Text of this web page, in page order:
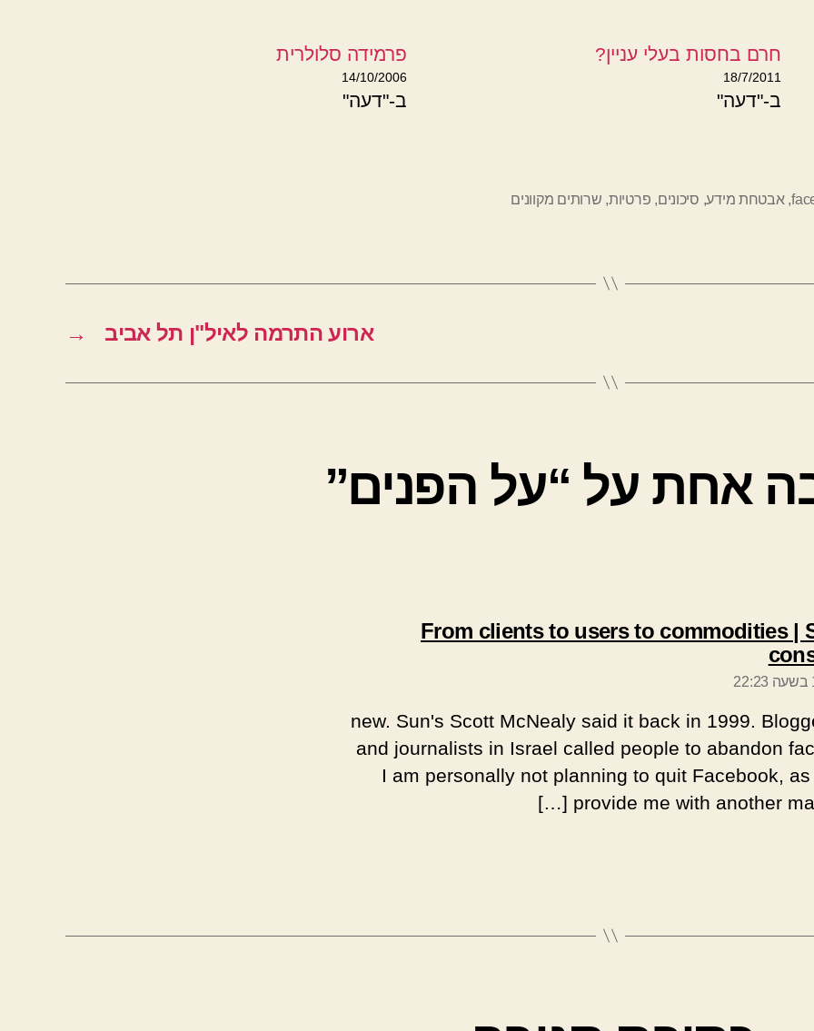
חרם בחסות בעלי עניין?
18/7/2011
ב-"דעה"
פרמידה סלולרית
14/10/2006
ב-"דעה"
,אבטחת מידע, סיכונים, פרטיות, שרותים מקוונים
→ ארוע התרמה לאיל"ן תל אביב
אחת על “על הפנים”
From clients to users to commodities |
[…] new. Sun's Scott McNealy said it back in 1999.
and journalists in Israel called people to abandon
I am personally not planning to quit Facebook,
provide me with another